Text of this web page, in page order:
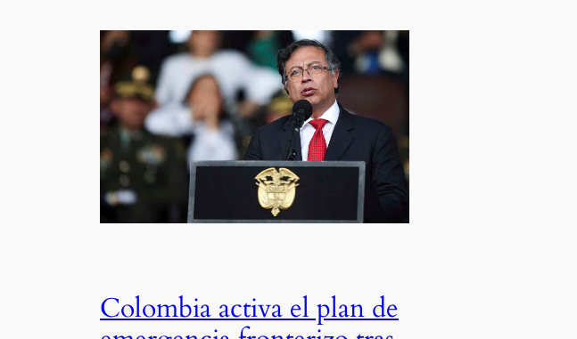
Colombia activa el plan de